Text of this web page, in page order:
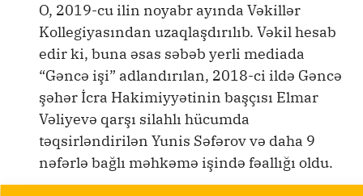
O, 2019-cu ilin noyabr ayında Vəkillər
Kollegiyasından uzaqlaşdırılıb. Vəkil hesab
edir ki, buna əsas səbəb yerli mediada
“Gəncə işi” adlandırılan, 2018-ci ildə Gəncə
şəhər İcra Hakimiyyətinin başçısı Elmar
Vəliyevə qarşı silahlı hücumda
təqsirləndirilən Yunis Səfərov və daha 9
nəfərlə bağlı məhkəmə işində fəallığı oldu.